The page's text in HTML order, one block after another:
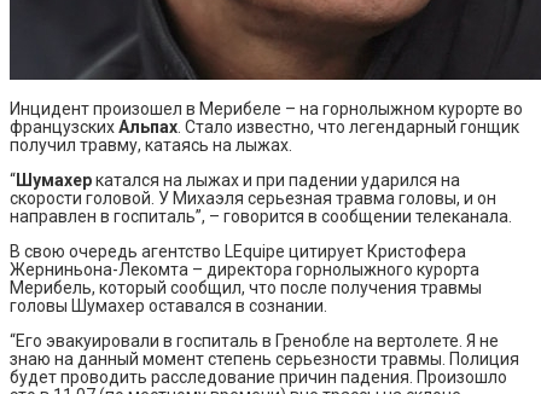
Инцидент произошел в Мерибеле – на горнолыжном курорте во
французскихАльпах . Стало известно, что легендарный гонщик
получил травму, катаясь на лыжах.
“Шумахеркатался на лыжах и при падении ударился на
скорости головой. У Михаэля серьезная травма головы, и он
направлен в госпиталь”, – говорится в сообщении телеканала.
В свою очередь агентство LEquipe цитирует Кристофера
Жерниньона-Лекомта – директора горнолыжного курорта
Мерибель, который сообщил, что после получения травмы
головы Шумахер оставался в сознании.
“Его эвакуировали в госпиталь в Гренобле на вертолете. Я не
знаю на данный момент степень серьезности травмы. Полиция
будет проводить расследование причин падения. Произошло